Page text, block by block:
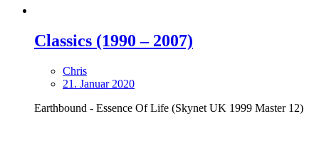
Classics (1990 – 2007)
Chris
21. Januar 2020
Earthbound ‎- Essence Of Life (Skynet UK 1999 Master 12)